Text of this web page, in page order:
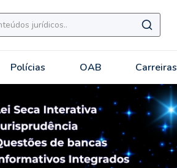
Polícias OAB Carreiras